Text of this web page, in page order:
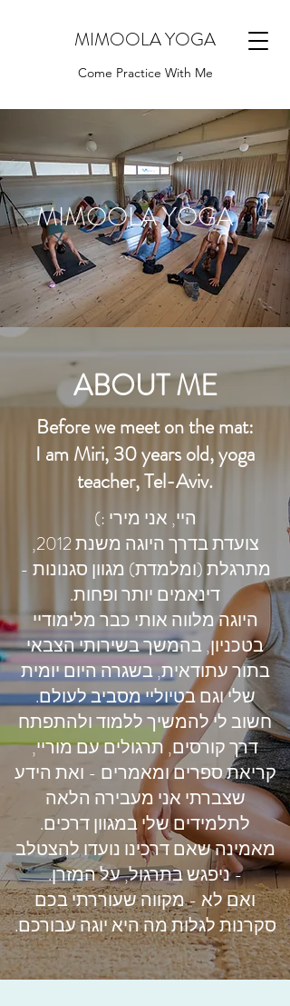
MIMOOLA YOGA
Come Practice With Me
ABOUT ME
Before we meet on the mat:
I am Miri, 30 years old, yoga
teacher, Tel-Aviv.
היי, אני מירי :)
צועדת בדרך היוגה משנת 2012,
מתרגלת (ומלמדת) מגוון סגנונות -
דינאמים יותר ופחות.
היוגה מלווה אותי כבר מלימודיי
בטכניון, בהמשך בשירותי הצבאי
בתור עתודאית, בשגרה היום יומית
שלי וגם בטיוליי מסביב לעולם.
חשוב לי להמשיך ללמוד ולהתפתח
דרך קורסים, תרגולים עם מוריי,
קריאת ספרים ומאמרים - ואת הידע
שצברתי אני מעבירה הלאה
לתלמידים שלי במגוון דרכים.
מאמינה שאם דרכינו נועדו להצטלב
- ניפגש בתרגול, על המזרן.
ואם לא - מקווה שעוררתי בכם
סקרנות לגלות מה היא יוגה עבורכם.
MIMOOLA YOGA